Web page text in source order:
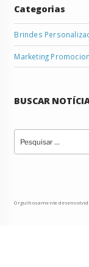
Categorias
Brindes
Marketing
BUSCAR
Pesquisar
por:
Orgulhosamente